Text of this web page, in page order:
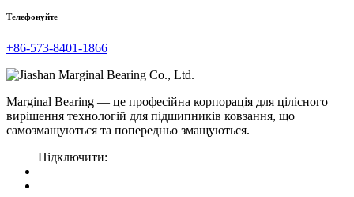
Телефонуйте
+86-573-8401-1866
Marginal Bearing — це професійна корпорація для цілісного
вирішення технологій для підшипників ковзання, що
самозмащуються та попередньо змащуються.
Підключити: